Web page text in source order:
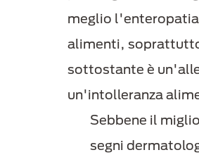
meglio
alimenti,
sottostante è
un'intolleranza
Sebbene il
segni